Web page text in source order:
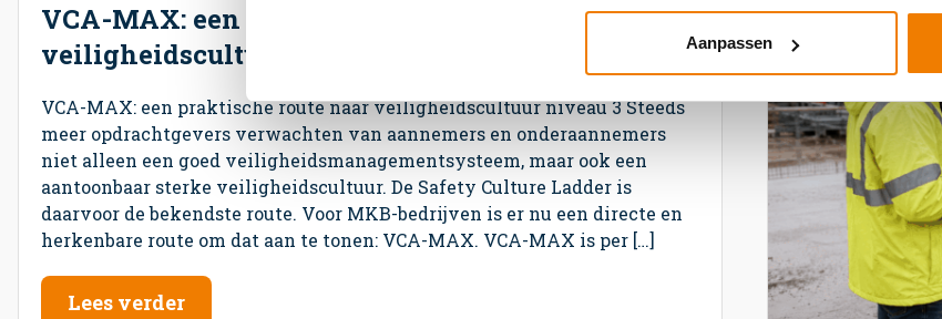
Aanpassen
VCA-MAX: een praktische route naar
veiligheidscultuur niveau 3
VCA-MAX: een praktische route naar veiligheidscultuur niveau 3 Steeds
meer opdrachtgevers verwachten van aannemers en onderaannemers
niet alleen een goed veiligheidsmanagementsysteem, maar ook een
aantoonbaar sterke veiligheidscultuur. De Safety Culture Ladder is
daarvoor de bekendste route. Voor MKB-bedrijven is er nu een directe en
herkenbare route om dat aan te tonen: VCA-MAX. VCA-MAX is per […]
Lees verder